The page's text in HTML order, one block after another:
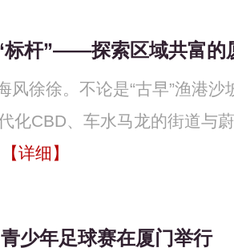
标杆”——探索区域共富的
徐徐。不论是“古早”渔港
化CBD、车水马龙的街道与
【详细】
少年足球赛在厦门举行